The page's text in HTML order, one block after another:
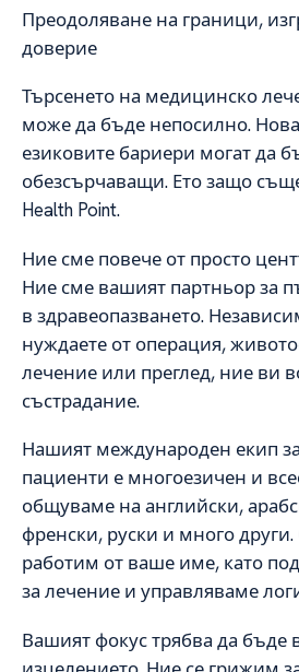
Преодоляване на граници,
доверие
Търсенето на медицинско
може да бъде непосилно.
езиковите бариери могат да
обезсърчаващи. Ето защо
Health Point.
Ние сме повече от просто
Ние сме вашият партньор за
в здравеопазването.
нуждаете от операция,
лечение или преглед, ние ви
състрадание.
Нашият международен екип
пациенти е многоезичен и
общуваме на английски,
френски, руски и много
работим от ваше име, като
за лечение и управляваме
Вашият фокус трябва да бъде